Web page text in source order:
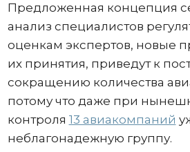
Предложенная концепция
анализ специалистов
оценкам экспертов, новые
их принятия, приведут к
сокращению количества
потому что даже при
контроля 13 авиакомпаний
неблагонадежную группу.